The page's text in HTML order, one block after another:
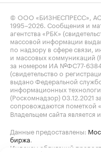
© ООО «БИЗНЕСПРЕСС»,
1995–2026 . Сообщения и
агентства «РБК»
массовой информации
по надзору в сфере связи,
и массовых коммуникаций
за номером ИА №ФС77-
(свидетельство о
выдано Федеральной
информационных
(Роскомнадзор)
сопровождаются пометкой
Владельцем сайта
Данные предоставлены:
биржа
Индексы облигаций